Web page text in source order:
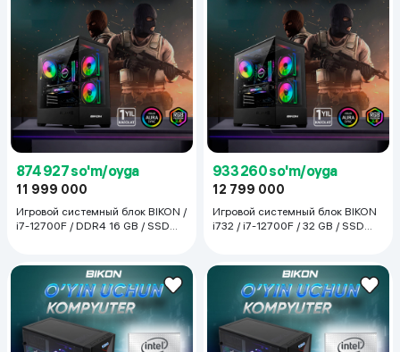
874 927 so'm/oyga
11 999 000
Игровой системный блок BIKON /
i7-12700F / DDR4 16 GB / SSD
933 260 so'm/oyga
12 799 000
Игровой системный блок BIKON
i732 / i7-12700F / 32 GB / SSD